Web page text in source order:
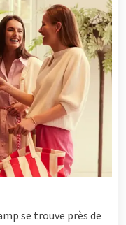
se trouve près de